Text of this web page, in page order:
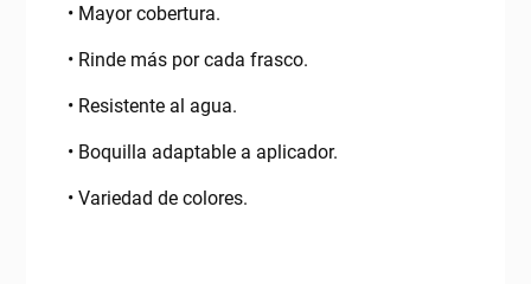
• Mayor cobertura.
• Rinde más por cada frasco.
• Resistente al agua.
• Boquilla adaptable a aplicador.
• Variedad de colores.